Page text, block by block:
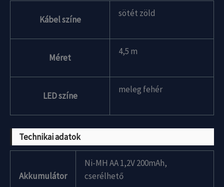
Kábel színe
sötét zöld
Méret
4,5 m
LED színe
meleg fehér
Technikai adatok
Akkumulátor
Ni-MH AA 1,2V 200mAh,
cserélhető